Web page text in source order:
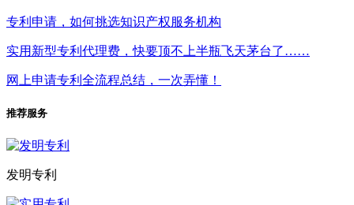
专利申请，如何挑选知识产权服务机构
实用新型专利代理费，快要顶不上半瓶飞天茅台了……
网上申请专利全流程总结，一次弄懂！
推荐服务
发明专利